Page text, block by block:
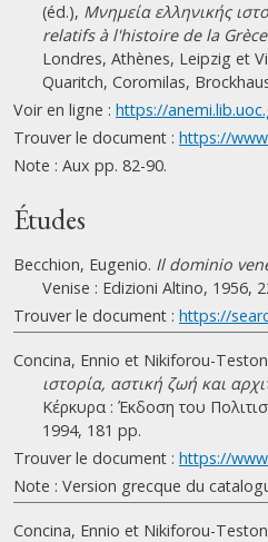
(éd.), Μνημεία ελληνικής
relatifs à l'histoire de la
Londres, Athènes, Leipzig et
Quaritch, Coromilas,
Voir en ligne : https://
Trouver le document : https://
Note : Aux pp. 82-90.
Études
Becchion, Eugenio. Il dominio
Venise : Edizioni Altino, 1956,
Trouver le document : https://
Concina, Ennio et Nikiforou-
ιστορία, αστική ζωή και
Κέρκυρα : Έκδοση του
1994, 181 pp.
Trouver le document : https://
Note : Version grecque du
Concina, Ennio et Nikiforou-